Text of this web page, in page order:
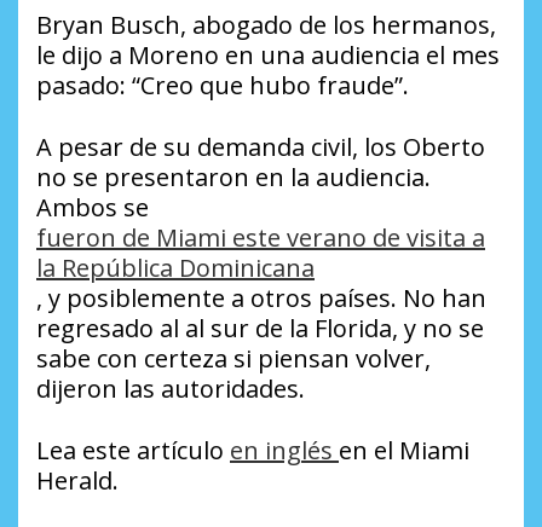
Bryan Busch, abogado de los hermanos,
le dijo a Moreno en una audiencia el mes
pasado: “Creo que hubo fraude”.
A pesar de su demanda civil, los Oberto
no se presentaron en la audiencia.
Ambos se
fueron de Miami este verano de visita a
la República Dominicana
, y posiblemente a otros países. No han
regresado al al sur de la Florida, y no se
sabe con certeza si piensan volver,
dijeron las autoridades.
Lea este artículo en inglés en el Miami
Herald.